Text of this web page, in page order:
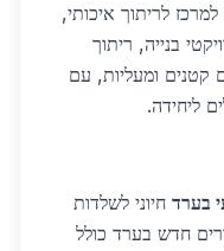
הופכת למרכז לריתוך איכותי,
בנייה, ריתוך
קטנים ומעליות, עם
בערד חיוני לשלדות
חדש בערד כולל